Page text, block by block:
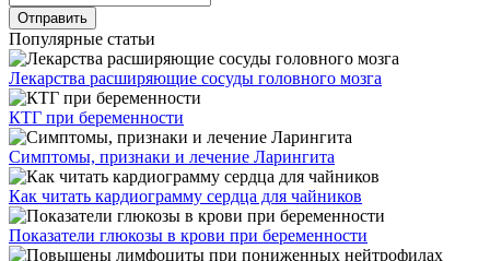
Популярные статьи
Лекарства расширяющие сосуды головного мозга
КТГ при беременности
Симптомы, признаки и лечение Ларингита
Как читать кардиограмму сердца для чайников
Показатели глюкозы в крови при беременности